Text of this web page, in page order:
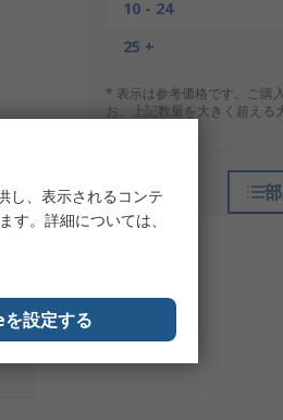
10 - 24
25 +
* 表示は参考価格です。ご購
お、上記数量を大きく超える
し、表示されるコンテ
。詳細については、
設定する